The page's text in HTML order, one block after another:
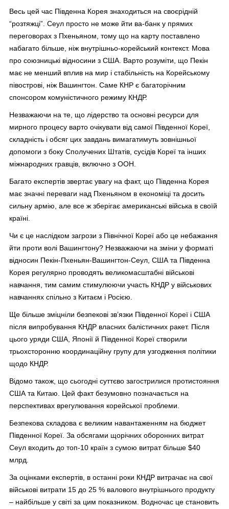
Весь цей час Південна Корея знаходиться на своєрідній
“розтяжці”. Сеул просто не може йти ва-банк у прямих
переговорах з Пхеньяном, тому що на карту поставлено
набагато більше, ніж внутрішньо-корейський контекст. Мова
про союзницькі відносини з США. Варто розуміти, що Пекін
має не менший вплив на мир і стабільність на Корейському
півострові, ніж Вашингтон. Саме КНР є багаторічним
спонсором комуністичного режиму КНДР.
Незважаючи на те, що лідерство та основні ресурси для
мирного процесу варто очікувати від самої Південної Кореї,
складність і обсяг цих завдань вимагатимуть зовнішньої
допомоги з боку Сполучених Штатів, сусідів Кореї та інших
міжнародних гравців, включно з ООН.
Багато експертів звертає увагу на факт, що Південна Корея
має значні переваги над Пхеньяном в економіці та досить
сильну армію, але все ж зберігає американські війська в своїй
країні.
Чи є це наслідком загрози з Північної Кореї або це небажання
йти проти волі Вашингтону? Незважаючи на зміни у форматі
відносин Пекін-Пхеньян-Вашингтон-Сеул, США та Південна
Корея регулярно проводять великомасштабні військові
навчання, тим самим стимулюючи участь КНДР у військових
навчаннях спільно з Китаєм і Росією.
Ще більше зміцніли безпекові зв’язки Південної Кореї і США
після випробування КНДР власних балістичних ракет. Після
цього уряди США, Японії й Південної Кореї створили
трьохсторонню координаційну групу для узгодження політики
щодо КНДР.
Відомо також, що сьогодні суттєво загострилися протистояння
США та Китаю. Цей факт безумовно позначається на
перспективах врегулювання корейської проблеми.
Безпекова складова є великим навантаженням на бюджет
Південної Кореї. За обсягами щорічних оборонних витрат
Сеул входить до топ-10 країн з сумою витрат більше $40
млрд.
За оцінками експертів, в останні роки КНДР витрачає на свої
військові витрати 15 до 25 % валового внутрішнього продукту
– найбільше у світі за цим показником. Водночас це становить